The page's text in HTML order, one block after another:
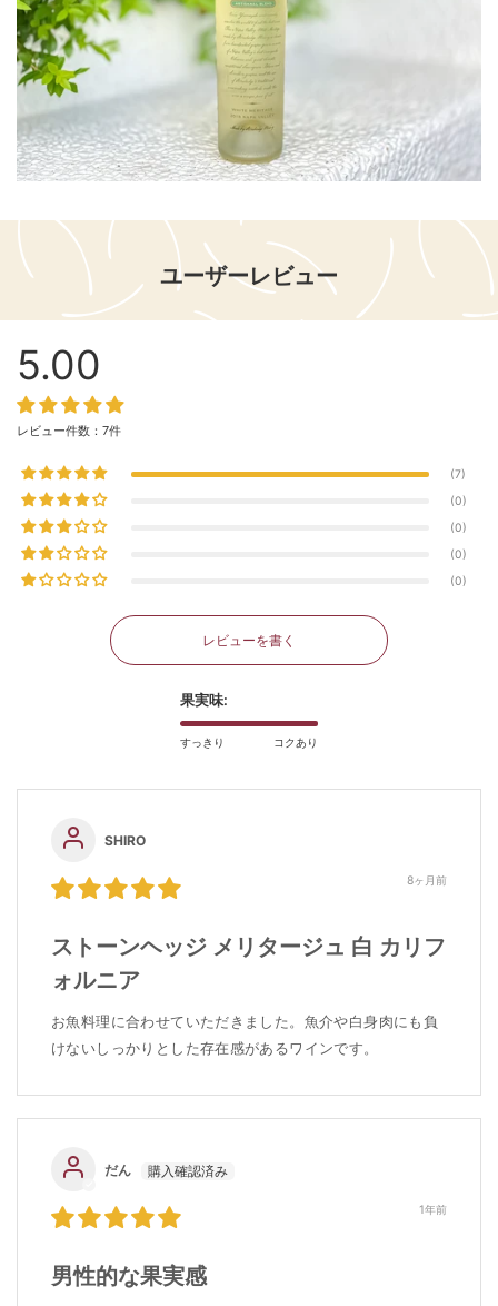
ユーザーレビュー
5.00
レビュー件数：7件
7
0
0
0
0
レビューを書く
果実味:
すっきり コクあり
8ヶ月前
SHIRO
ストーンヘッジ メリタージュ 白 カリフ
ォルニア
お魚料理に合わせていただきました。魚介や白身肉にも負
けないしっかりとした存在感があるワインです。
1年前
だん
男性的な果実感